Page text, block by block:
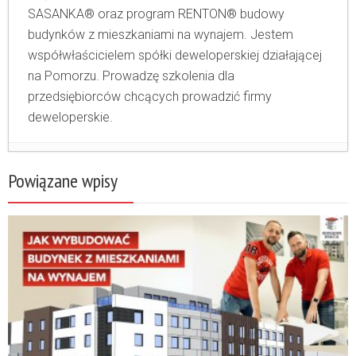
SASANKA® oraz program RENTON® budowy
budynków z mieszkaniami na wynajem. Jestem
współwłaścicielem spółki deweloperskiej działającej
na Pomorzu. Prowadzę szkolenia dla
przedsiębiorców chcących prowadzić firmy
deweloperskie.
wynajem w Polsce?
Dlaczego zdecydowaliśmy się stworzyć
projekt medyczny zamiast klasycznego
budynku usługowego?
- 25 maja 2026
Od jednego do kilkunastu milionów zł w
jednym projekcie: gdzie deweloperzy tracą
najwięcej? - 4 maja 2026
Gotowe rozwiązanie dla deweloperów do
raportowania cen. Zgodność z ustawą o
Powiązane wpisy